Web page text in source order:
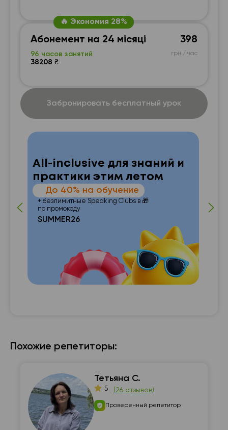
🔥 Экономия 28%
Абонемент на 24 місяці
96 часов занятий
38208 ₴
398
грн / час
Забронировать бесплатный урок
All-inclusive для знаний и
практики этим летом
До 40% на обучение
+ безлимитные Speaking Clubs в 🎁
по промокоду
SUMMER26
Похожие репетиторы:
Тетьяна С.
5 (26 отзывов)
Проверенный репетитор